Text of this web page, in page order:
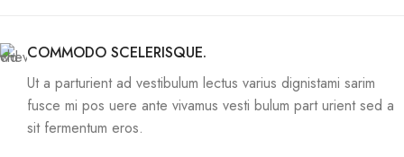
COMMODO SCELERISQUE.
Ut a parturient ad vestibulum lectus varius dignistami sarim
fusce mi pos uere ante vivamus vesti bulum part urient sed a
sit fermentum eros.